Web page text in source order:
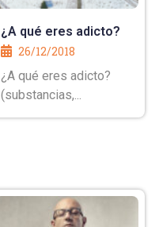
¿A qué eres adicto?
26/12/2018
¿A qué eres adicto?
(substancias,...